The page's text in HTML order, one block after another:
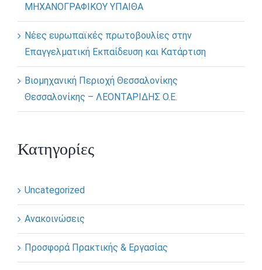
ΜΗΧΑΝΟΓΡΑΦΙΚΟΥ ΥΠΑΙΘΑ
Νέες ευρωπαϊκές πρωτοβουλίες στην
Επαγγελματική Εκπαίδευση και Κατάρτιση
Βιομηχανική Περιοχή Θεσσαλονίκης
Θεσσαλονίκης – ΛΕΟΝΤΑΡΙΔΗΣ Ο.Ε.
Κατηγορίες
Uncategorized
Ανακοινώσεις
Προσφορά Πρακτικής & Εργασίας